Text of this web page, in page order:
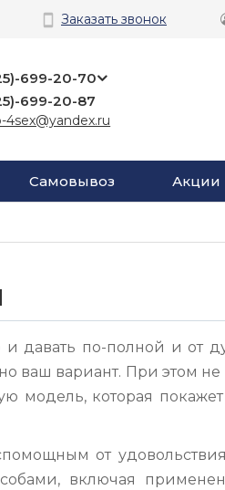
Заказать звонок
699-20-70
699-20-87
4sex@yandex.ru
Самовывоз Акции
и давать по-полной и от
ваш вариант. При этом не
модель, которая
от
включая